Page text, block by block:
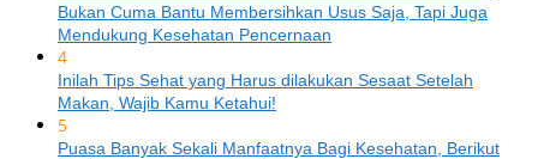
Bukan Cuma Bantu Membersihkan Usus Saja, Tapi Juga
Mendukung Kesehatan Pencernaan
4
Inilah Tips Sehat yang Harus dilakukan Sesaat Setelah
Makan, Wajib Kamu Ketahui!
5
Puasa Banyak Sekali Manfaatnya Bagi Kesehatan, Berikut